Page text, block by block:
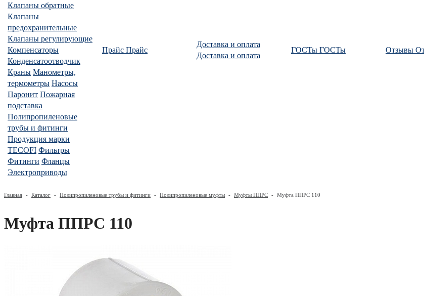
Клапаны обратные
Клапаны
предохранительные
Клапаны регулирующие
Компенсаторы
Конденсатоотводчик
Краны Манометры,
термометры Насосы
Паронит Пожарная
подставка
Полипропиленовые
трубы и фитинги
Продукция марки
TECOFI Фильтры
Фитинги Фланцы
Электроприводы
Прайс Прайс
Доставка и оплата
Доставка и оплата
ГОСТы ГОСТы Отзывы
Главная - Каталог - Полипропиленовые трубы и фитинги - Полипропиленовые муфты - Муфты ППРС - Муфта ППРС 110
Муфта ППРС 110